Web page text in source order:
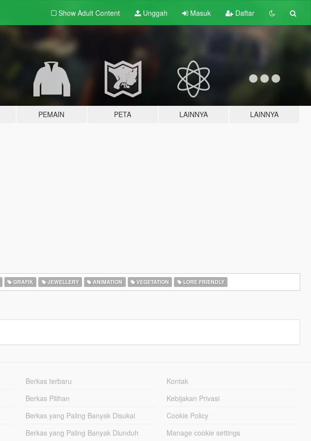
Show Adult Content Unggah Masuk Daftar
PEMAIN PETA LAINNYA LAINNYA
GRAFIK JEWELLERY ANIMATION VEGETATION LORE FRIENDLY
Berkas terbaru
Berkas Pilihan
Berkas yang Paling Banyak Disukai
Berkas yang Paling Banyak Diunduh
Kontak
Kebijakan Privasi
Cookie Policy
Manage cookie settings